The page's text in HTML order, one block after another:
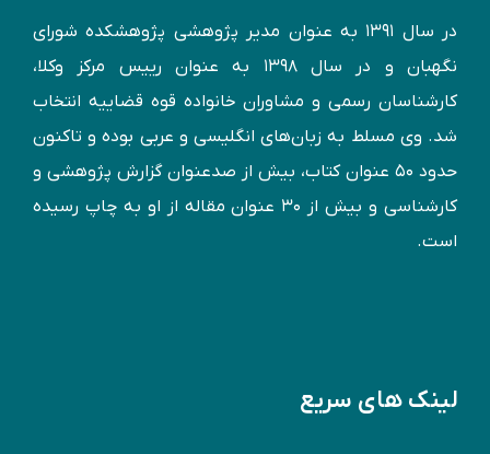
در سال ۱۳۹۱ به عنوان مدير پژوهشی پژوهشكده شورای
نگهبان و در سال ۱۳۹۸ به عنوان رییس مرکز وکلا،
کارشناسان رسمی و مشاوران خانواده قوه قضاییه انتخاب
شد. وی مسلط به زبان‌های انگليسی و عربی بوده و تاكنون
حدود ۵۰ عنوان كتاب، بیش از صدعنوان گزارش پژوهشی و
کارشناسی و بيش از ۳۰ عنوان مقاله از او به چاپ رسيده
است.
لینک های سریع